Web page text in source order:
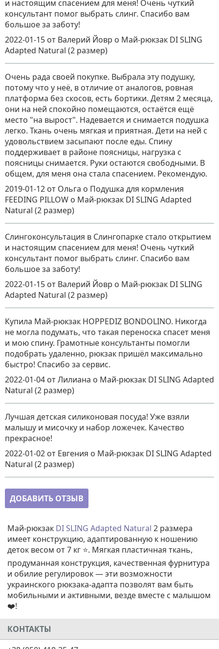
и настоящим спасением для меня! Очень чуткий
консультант помог выбрать слинг. Спасибо вам
большое за заботу!
2022-01-15 от Валерий Йовр о Май-рюкзак DI SLING
Adapted Natural (2 размер)
Очень рада своей покупке. Выбрала эту подушку,
потому что у неё, в отличие от аналогов, ровная
платформа без скосов, есть бортики. Детям 2 месяца,
они на ней спокойно помещаются, остаётся ещё
место "на вырост". Надевается и снимается подушка
легко. Ткань очень мягкая и приятная. Дети на ней с
удовольствием засыпают после еды. Спину
поддерживает в районе поясницы, нагрузка с
поясницы снимается. Руки остаются свободными. В
общем, для меня она стала спасением. Рекомендую.
2019-01-12 от Ольга о Подушка для кормления
FEEDING PILLOW о Май-рюкзак DI SLING Adapted
Natural (2 размер)
Слингоконсультация в Слингопарке стало открытием
и настоящим спасением для меня! Очень чуткий
консультант помог выбрать слинг. Спасибо вам
большое за заботу!
2022-01-15 от Валерий Йовр о Май-рюкзак DI SLING
Adapted Natural (2 размер)
Купила Май-рюкзак HOPPEDIZ BONDOLINO. Никогда
не могла подумать, что такая переноска спасет меня
и мою спину. Грамотные консультанты помогли
подобрать удаленно, рюкзак пришёл максимально
быстро! Спасибо за сервис.
2022-01-04 от Лилиана о Май-рюкзак DI SLING Adapted
Natural (2 размер)
Лучшая детская силиконовая посуда! Уже взяли
малышу и мисочку и набор ложечек. Качество
прекрасное!
2022-01-02 от Евгения о Май-рюкзак DI SLING Adapted
Natural (2 размер)
ДОБАВИТЬ ОТЗЫВ
Май-рюкзак DI SLING Adapted Natural 2 размера
имеет конструкцию, адаптированную к ношению
деток весом от 7 кг ⭐. Мягкая пластичная ткань,
продуманная конструкция, качественная фурнитура
и обилие регулировок — эти возможности
украинского рюкзака-адапта позволят вам быть
мобильными и активными, везде вместе с малышом
❤️!
КОНТАКТЫ